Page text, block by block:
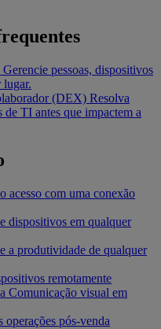
Gerencie pessoas, dispositivos
lugar.
(DEX) Resolva
TI antes que impactem a
acesso com uma conexão
dispositivos em qualquer
a produtividade de qualquer
remotamente
Comunicação visual em
operações pós-venda